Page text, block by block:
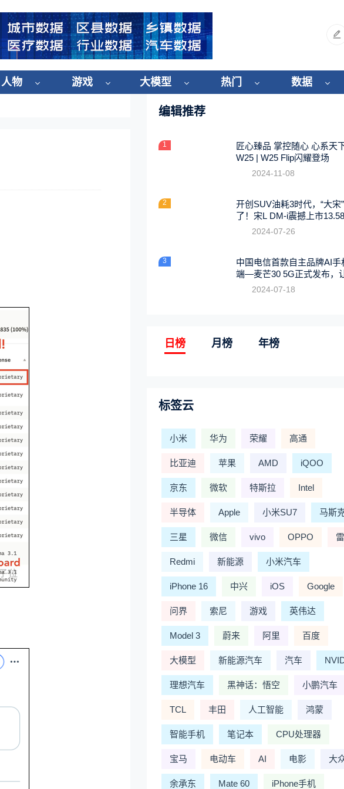
人物 游戏 大模型 热门 数据
编辑推荐
1
匠心臻品 掌控随心 心系天
W25 | W25 Flip闪耀登场
2024-11-08
2
开创SUV油耗3时代，“大宋
了！宋L DM-i震撼上市
2024-07-26
3
中国电信首款自主品牌AI手
端—麦芒30 5G正式发布，
触手可及
2024-07-18
日榜 月榜 年榜
标签云
小米 华为 荣耀 高通
比亚迪 苹果 AMD iQOO
京东 微软 特斯拉 Intel
半导体 Apple 小米SU7 马斯
三星 微信 vivo OPPO
Redmi 新能源 小米汽车
iPhone 16 中兴 iOS Google
问界 索尼 游戏 英伟达
Model 3 蔚来 阿里 百度
大模型 新能源汽车 汽车
理想汽车 黑神话：悟空 小鹏汽车
TCL 丰田 人工智能 鸿蒙
智能手机 笔记本 CPU处理器
宝马 电动车 AI 电影 大
余承东 Mate 60 iPhone手机